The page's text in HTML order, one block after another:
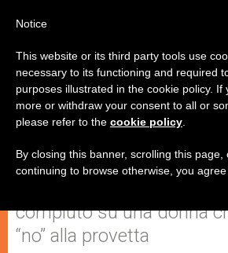
"Pasquale, dono del
Il 17 maggio verrà
compiuto su una donna
“no” alla provetta
Notice
This website or its third party tools use
necessary to its functioning and required
purposes illustrated in the cookie policy. If
more or withdraw your consent to all or
please refer to the cookie policy
By closing this banner, scrolling this page,
continuing to browse otherwise, you